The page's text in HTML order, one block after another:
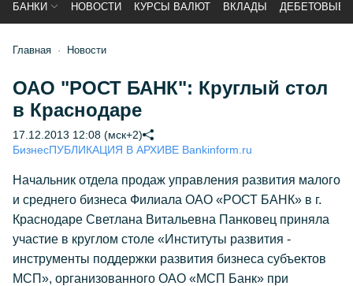
БАНКИ НОВОСТИ КУРСЫ ВАЛЮТ ВКЛАДЫ ДЕБЕТОВЫЕ
Главная Новости
ОАО "РОСТ БАНК": Круглый стол
в Краснодаре
17.12.2013 12:08 (мск+2)
БизнесПУБЛИКАЦИЯ В АРХИВЕ Bankinform.ru
Начальник отдела продаж управления развития малого
и среднего бизнеса Филиала ОАО «РОСТ БАНК» в г.
Краснодаре Светлана Витальевна Панковец приняла
участие в круглом столе «Институты развития -
инструменты поддержки развития бизнеса субъектов
МСП», организованного ОАО «МСП Банк» при